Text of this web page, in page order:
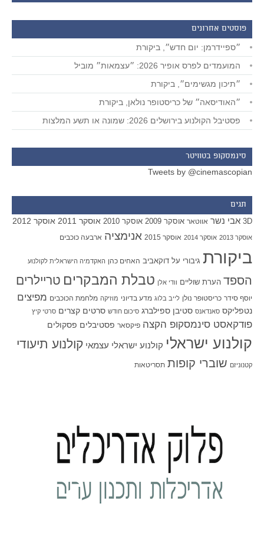
פוסטים אחרונים
״ספיידרמן: יום חדש״, ביקורת
המועמדים לפרס אופיר 2026: ״עצמאות״ מוביל
״תיכון מגשימים״, ביקורת
״האודיסאה״ של כריסטופר נולאן, ביקורת
פסטיבל הקולנוע בירושלים 2026: שמונה או תשע המלצות
סינמסקופ בטוויטר
Tweets by @cinemascopian
תגים
3D אבי נשר אווטאר אוסקר 2009 אוסקר 2010 אוסקר 2011 אוסקר 2012
אוסקר 2013 אוסקר 2014 אוסקר 2015 אנימציה ארבעה כוכבים
ביקורת גיבורי על דוקאביב האחים כהן האקדמיה הישראלית לקולנוע
הספד הערת שוליים וודי אלן טבלת המבקרים טריילרים
יוסף סידר כריסטופר נולן לייב בלוג מדע בדיוני מוזיקה מלחמת הכוכבים מפיצים
נטפליקס סאנדאנס סטיבן ספילברג סיכום חודש סרטים קצרים סרטי קיץ
פודקאסט סינמסקופ הקצה פיקסאר פסטיבלים פסקולים
קולנוע ישראלי קולנוע ישראלי עצמאי קולנוע תיעודי
קטנוניזם שוברי קופות תסריטאות